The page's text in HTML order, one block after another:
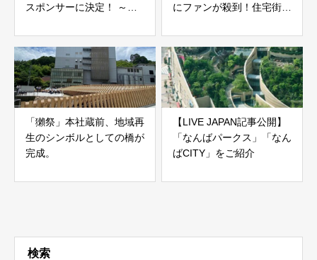
スポンサーに決定！ ～
なる高みを目指して～
にファンが殺到！住宅街で
グル
「獺祭」本社蔵前、地域再
生のシンボルとしての橋が
完成。
【LIVE JAPAN記事公開】
「なんばパークス」「なん
ばCITY」をご紹介
検索